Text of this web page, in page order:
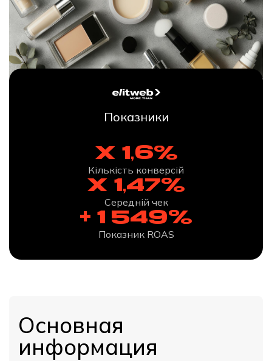
Показники
x 1,6%
Кількість конверсій
x 1,47%
Середній чек
+ 1 549%
Показник ROAS
Основная
информация